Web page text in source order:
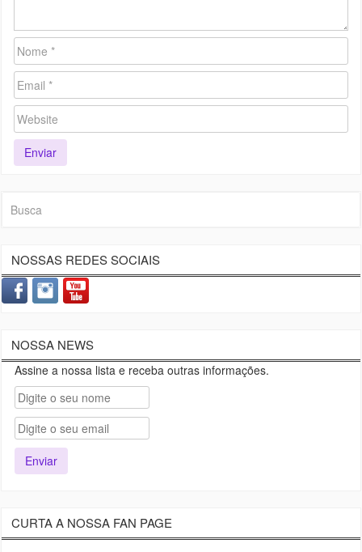
NOSSAS REDES SOCIAIS
NOSSA NEWS
Assine a nossa lista e receba outras informações.
CURTA A NOSSA FAN PAGE